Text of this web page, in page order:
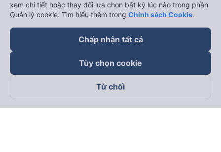
Theo dõi chúng tôi trên
xem chi tiết hoặc thay đổi lựa chọn bất kỳ lúc nào trong phần
Quản lý cookie. Tìm hiểu thêm trong Chính sách Cookie.
Chấp nhận tất cả
Tùy chọn cookie
Từ chối